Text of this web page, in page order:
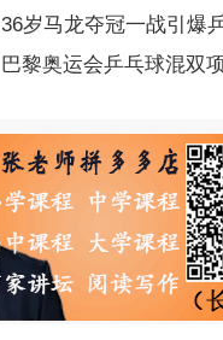
36岁马龙夺冠一战引爆乒乓圈！许昕丁宁刘
巴黎奥运会乒乓球混双